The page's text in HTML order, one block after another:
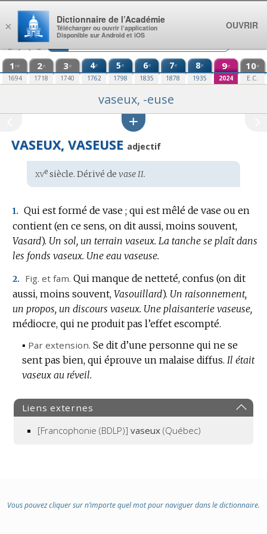
Aller au contenu
1 re
1694
2e
1718
3e
1740
4e
1762
5e
1798
6e
1835
7e
1878
8e
1935
9e
2024
10e
E.C.
vaseux, -euse
VASEUX, VASEUSE adjectif
Étymologie
:
xvesiècle. Dérivé de vase II.
1. Qui est formé de vase ; qui est mêlé de vase ou en
contient (en ce sens, on dit aussi, moins souvent,
Vasard). Un sol, un terrain vaseux. La tanche se plaît dans
les fonds vaseux. Une eau vaseuse.
2. Fig. et fam. Qui manque de netteté, confus (on dit
aussi, moins souvent, Vasouillard). Un raisonnement,
un propos, un discours vaseux. Une plaisanterie vaseuse,
médiocre, qui ne produit pas l’effet escompté.
▪ Par extension. Se dit d’une personne qui ne se
sent pas bien, qui éprouve un malaise diffus. Il était
vaseux au réveil.
Liens externes
[Francophonie (BDLP)] vaseux (Québec)
Vous pouvez cliquer sur n’importe quel mot pour naviguer dans le dictionnaire.
×
Dictionnaire de l’Académie
Télécharger ou ouvrir l’application
Disponible sur Android et iOS
OUVRIR